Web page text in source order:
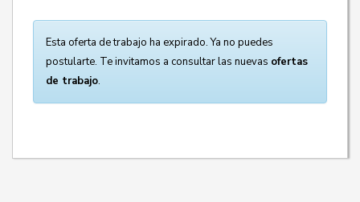
Esta oferta de trabajo ha expirado. Ya no puedes
postularte. Te invitamos a consultar las nuevas ofertas
de trabajo.